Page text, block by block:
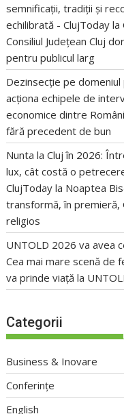
semnificații, tradiții și
echilibrată - ClujToday la
Consiliul Județean Cluj
pentru publicul larg
Dezinsecție pe domeniul
acționa echipele de
economice dintre
fără precedent de bun
Nunta la Cluj în 2026:
lux, cât costă o
ClujToday la Noaptea
transformă, în premieră,
religios
UNTOLD 2026 va avea
Cea mai mare scenă de
va prinde viață la
Categorii
Business & Inovare
Conferințe
English